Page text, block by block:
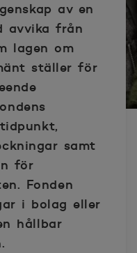
av en
avvika från
lagen om
ställer för
samt
för
Fonden
i bolag eller
hållbar